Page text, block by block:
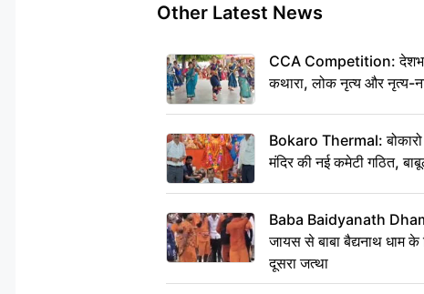
Other Latest News
CCA Competition:
कथारा, लोक नृत्य और नृत्य-
Bokaro Thermal: बोकारो
मंदिर की नई कमेटी गठित,
Baba Baidyanath
जायस से बाबा बैद्यनाथ धाम के
दूसरा जत्था